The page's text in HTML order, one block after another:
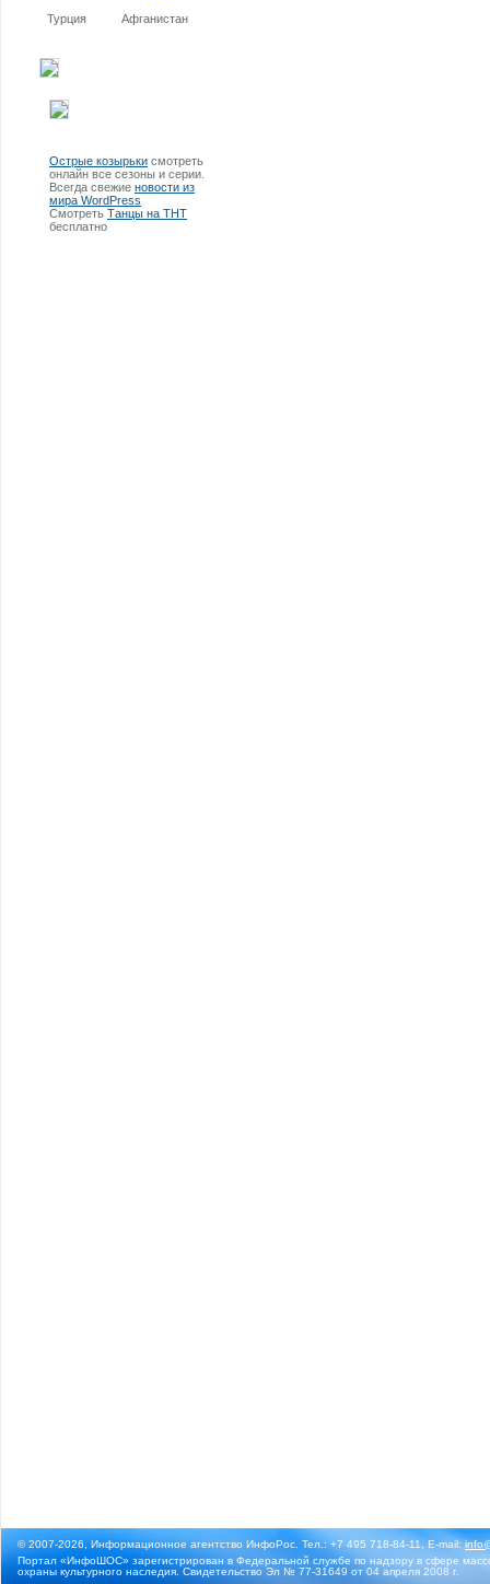
Турция Афганистан
Острые козырьки смотреть
онлайн все сезоны и серии.
Всегда свежие новости из
мира WordPress
Смотреть Танцы на ТНТ
бесплатно
© 2007-2026, Информационное агентство ИнфоРос. Тел.: +7 495 718-84-11, E-mail:
Портал «ИнфоШОС» зарегистрирован в Федеральной службе по надзору в сфере
охраны культурного наследия. Свидетельство Эл № 77-31649 от 04 апреля 2008 г.